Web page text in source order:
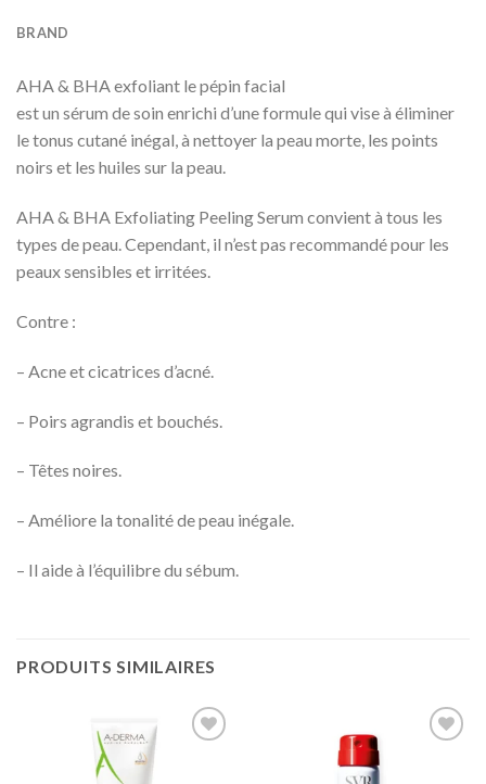
BRAND
AHA & BHA exfoliant le pépin facial
est un sérum de soin enrichi d’une formule qui vise à éliminer
le tonus cutané inégal, à nettoyer la peau morte, les points
noirs et les huiles sur la peau.
AHA & BHA Exfoliating Peeling Serum convient à tous les
types de peau. Cependant, il n’est pas recommandé pour les
peaux sensibles et irritées.
Contre :
– Acne et cicatrices d’acné.
– Poirs agrandis et bouchés.
– Têtes noires.
– Améliore la tonalité de peau inégale.
– Il aide à l’équilibre du sébum.
PRODUITS SIMILAIRES